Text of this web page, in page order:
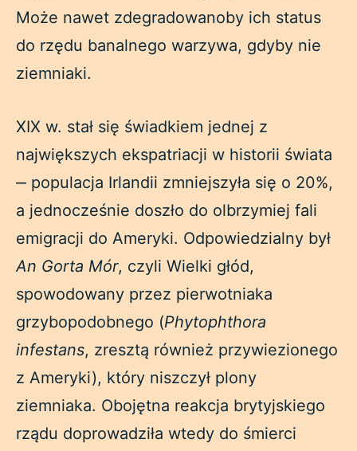
Może nawet zdegradowanoby ich status
do rzędu banalnego warzywa, gdyby nie
ziemniaki.
XIX w. stał się świadkiem jednej z
największych ekspatriacji w historii świata
‒ populacja Irlandii zmniejszyła się o 20%,
a jednocześnie doszło do olbrzymiej fali
emigracji do Ameryki. Odpowiedzialny był
An Gorta Mór, czyli Wielki głód,
spowodowany przez pierwotniaka
grzybopodobnego (Phytophthora
infestans, zresztą również przywiezionego
z Ameryki), który niszczył plony
ziemniaka. Obojętna reakcja brytyjskiego
rządu doprowadziła wtedy do śmierci